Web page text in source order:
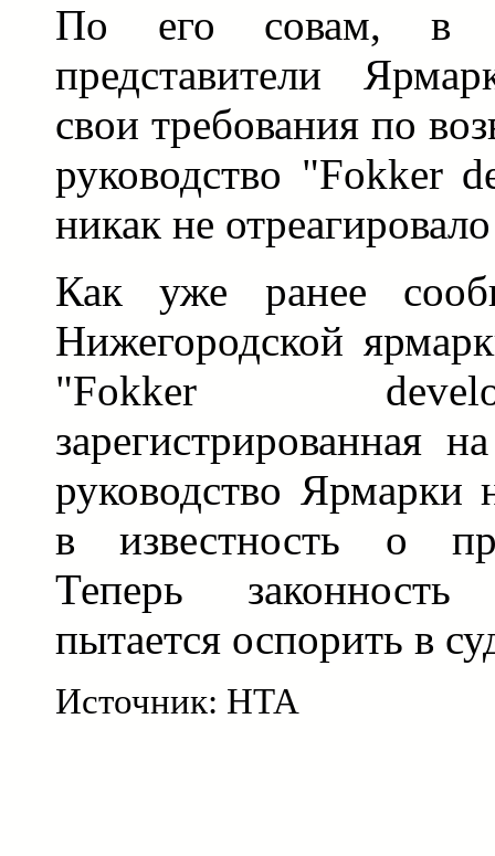
По его совам, в
представители
свои требования по
руководство "Fokker
никак не
Как уже ранее
Нижегородской
"Fokker
зарегистрированная
руководство Ярмарки
в известность о
Теперь
пытается оспорить в
Источник: НТА